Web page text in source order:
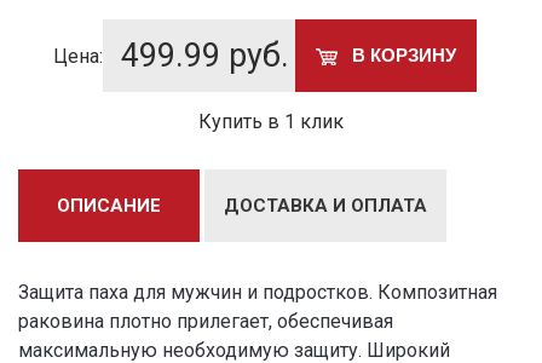
Цена: 499.99 руб. В КОРЗИНУ
Купить в 1 клик
ОПИСАНИЕ ДОСТАВКА И ОПЛАТА
Защита паха для мужчин и подростков. Композитная
раковина плотно прилегает, обеспечивая
максимальную необходимую защиту. Широкий